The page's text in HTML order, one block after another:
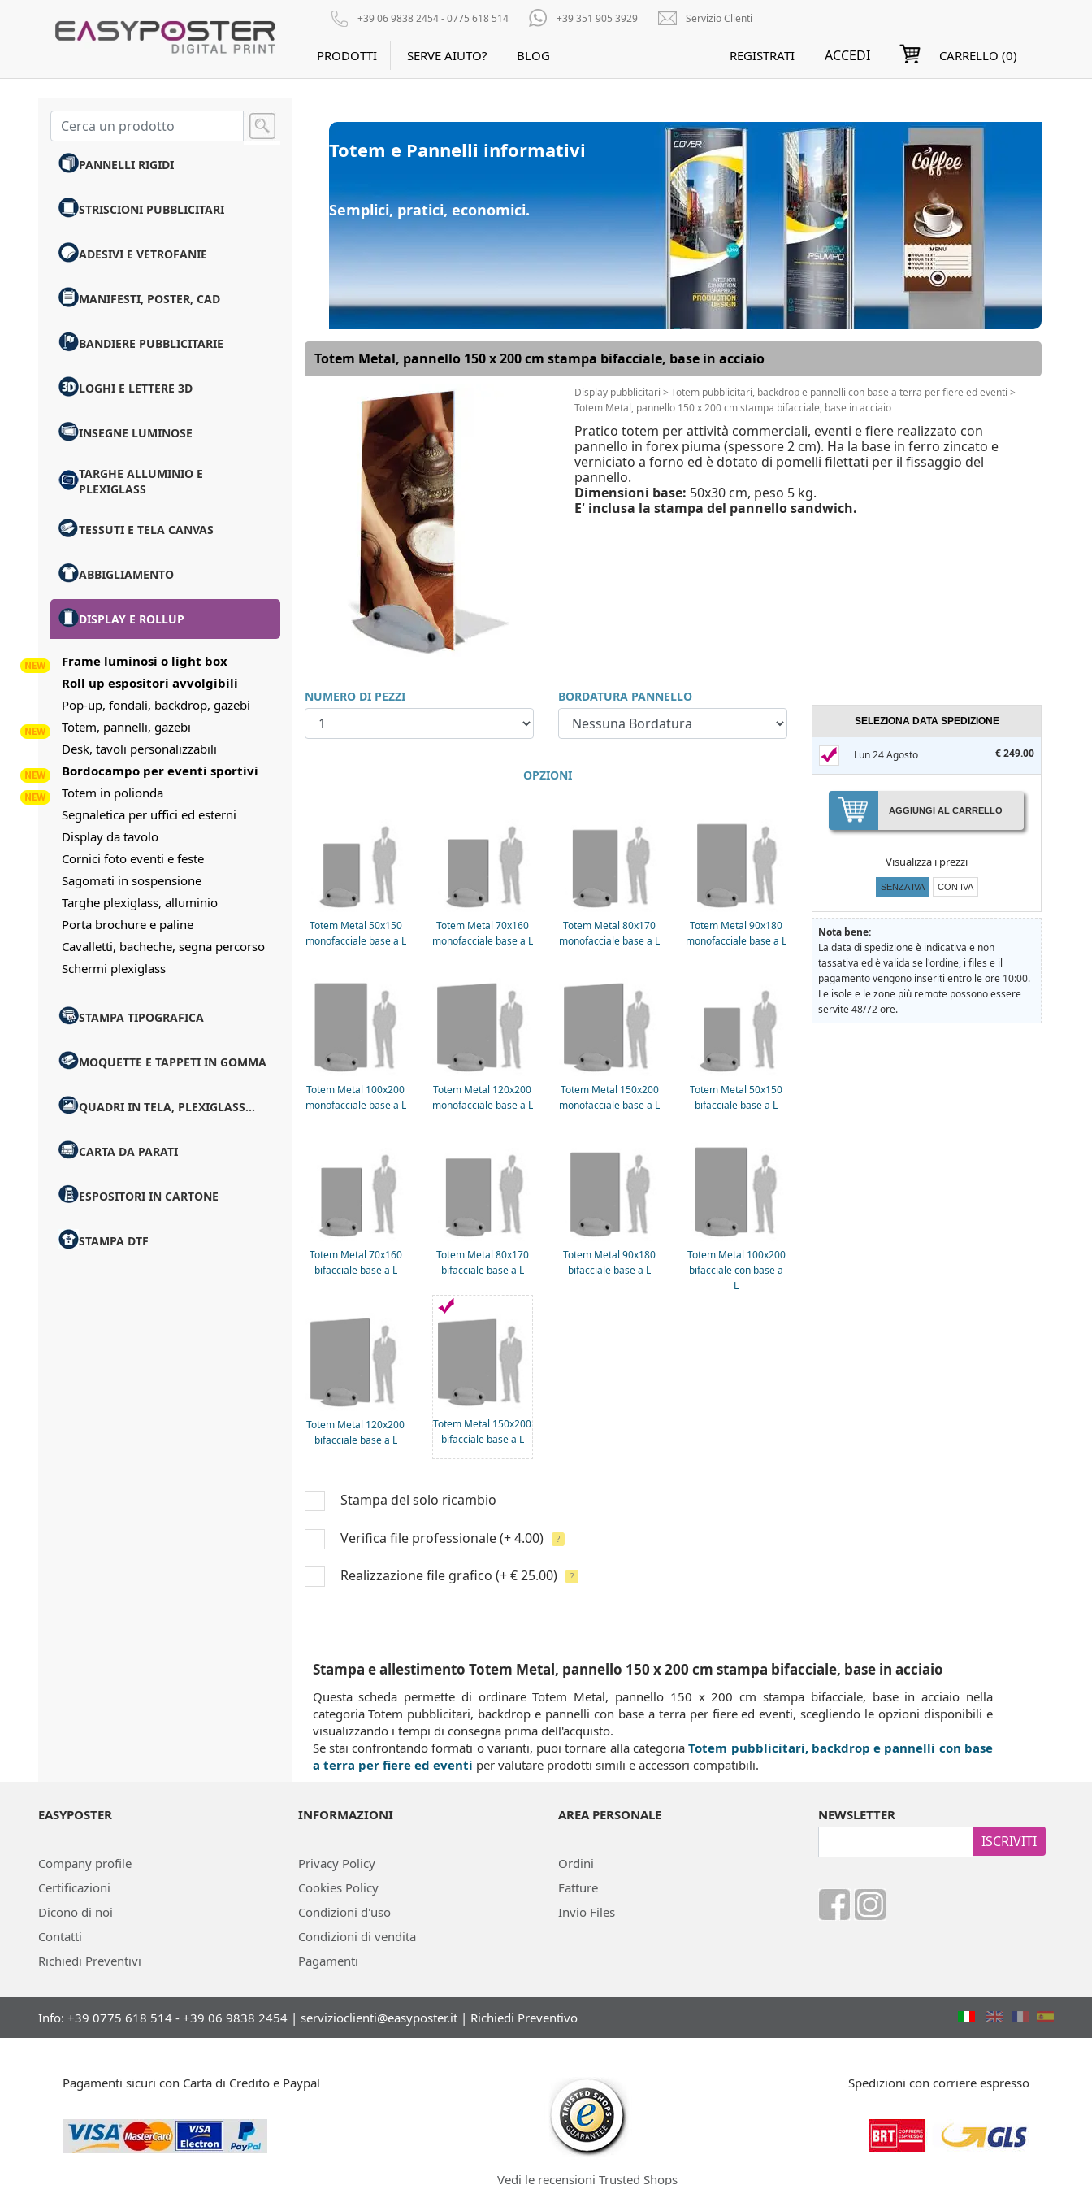
+39 06 9838 2454 - 0775 618 514 +39 351 905 3929 Servizio Clienti
PRODOTTI SERVE AIUTO? BLOG REGISTRATI ACCEDI CARRELLO (0)
PANNELLI RIGIDI
STRISCIONI PUBBLICITARI
ADESIVI E VETROFANIE
MANIFESTI, POSTER, CAD
BANDIERE PUBBLICITARIE
LOGHI E LETTERE 3D
INSEGNE LUMINOSE
TARGHE ALLUMINIO E
PLEXIGLASS
TESSUTI E TELA CANVAS
ABBIGLIAMENTO
DISPLAY E ROLLUP
Frame luminosi o light box
Roll up espositori avvolgibili
Pop-up, fondali, backdrop, gazebi
Totem, pannelli, gazebi
Desk, tavoli personalizzabili
Bordocampo per eventi sportivi
Totem in polionda
Segnaletica per uffici ed esterni
Display da tavolo
Cornici foto eventi e feste
Sagomati in sospensione
Targhe plexiglass, alluminio
Porta brochure e paline
Cavalletti, bacheche, segna percorso
Schermi plexiglass
STAMPA TIPOGRAFICA
MOQUETTE E TAPPETI IN GOMMA
QUADRI IN TELA, PLEXIGLASS...
CARTA DA PARATI
ESPOSITORI IN CARTONE
STAMPA DTF
Totem e Pannelli informativi
Semplici, pratici, economici.
Totem Metal, pannello 150 x 200 cm stampa bifacciale, base in acciaio
Display pubblicitari > Totem pubblicitari, backdrop e pannelli con base a terra per fiere ed eventi >
Totem Metal, pannello 150 x 200 cm stampa bifacciale, base in acciaio
Pratico totem per attività commerciali, eventi e fiere realizzato con
pannello in forex piuma (spessore 2 cm). Ha la base in ferro zincato e
verniciato a forno ed è dotato di pomelli filettati per il fissaggio del
pannello.
Dimensioni base: 50x30 cm, peso 5 kg.
E' inclusa la stampa del pannello sandwich.
NUMERO DI PEZZI BORDATURA PANNELLO
OPZIONI
Totem Metal 50x150
monofacciale base a L
Totem Metal 70x160
monofacciale base a L
Totem Metal 80x170
monofacciale base a L
Totem Metal 90x180
monofacciale base a L
Totem Metal 100x200
monofacciale base a L
Totem Metal 120x200
monofacciale base a L
Totem Metal 150x200
monofacciale base a L
Totem Metal 50x150
bifacciale base a L
Totem Metal 70x160
bifacciale base a L
Totem Metal 80x170
bifacciale base a L
Totem Metal 90x180
bifacciale base a L
Totem Metal 100x200
bifacciale con base a
L
Totem Metal 120x200
bifacciale base a L
Totem Metal 150x200
bifacciale base a L
Stampa del solo ricambio
Verifica file professionale (+ 4.00) ?
Realizzazione file grafico (+ € 25.00) ?
SELEZIONA DATA SPEDIZIONE
Lun 24 Agosto € 249.00
AGGIUNGI AL CARRELLO
Visualizza i prezzi
SENZA IVA CON IVA
Nota bene:
La data di spedizione è indicativa e non
tassativa ed è valida se l'ordine, i files e il
pagamento vengono inseriti entro le ore 10:00.
Le isole e le zone più remote possono essere
servite 48/72 ore.
Stampa e allestimento Totem Metal, pannello 150 x 200 cm stampa bifacciale, base in acciaio
Questa scheda permette di ordinare Totem Metal, pannello 150 x 200 cm stampa bifacciale, base in acciaio nella
categoria Totem pubblicitari, backdrop e pannelli con base a terra per fiere ed eventi, scegliendo le opzioni disponibili e
visualizzando i tempi di consegna prima dell'acquisto.
Se stai confrontando formati o varianti, puoi tornare alla categoriaTotem pubblicitari, backdrop e pannelli con base
a terra per fiere ed eventi per valutare prodotti simili e accessori compatibili.
EASYPOSTER
Company profile
Certificazioni
Dicono di noi
Contatti
Richiedi Preventivi
INFORMAZIONI
Privacy Policy
Cookies Policy
Condizioni d'uso
Condizioni di vendita
Pagamenti
AREA PERSONALE
Ordini
Fatture
Invio Files
NEWSLETTER
ISCRIVITI
Info: +39 0775 618 514 - +39 06 9838 2454 | servizioclienti@easyposter.it | Richiedi Preventivo
Pagamenti sicuri con Carta di Credito e Paypal
Vedi le recensioni Trusted Shops
Spedizioni con corriere espresso